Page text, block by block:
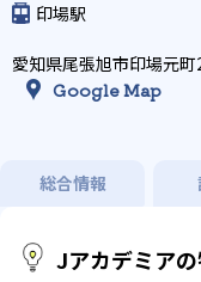
印場駅
愛知県尾張旭市印場元
Google Map
総合情報
Jアカデミア